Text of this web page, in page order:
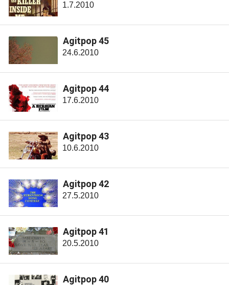
1.7.2010
Agitpop 45
24.6.2010
Agitpop 44
17.6.2010
Agitpop 43
10.6.2010
Agitpop 42
27.5.2010
Agitpop 41
20.5.2010
Agitpop 40